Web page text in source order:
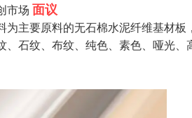
市场 面议
为主要原料的无石棉水泥纤维基材
、石纹、布纹、纯色、素色、哑光